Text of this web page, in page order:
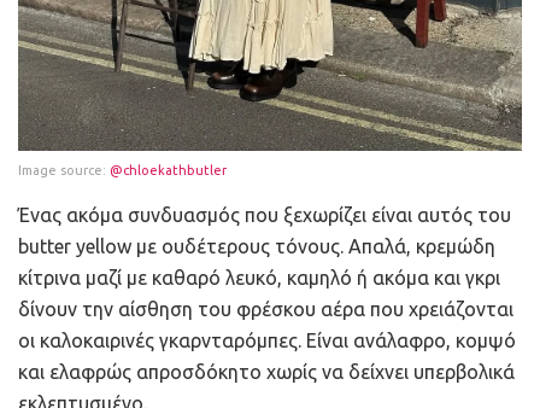
Image source: @chloekathbutler
Ένας ακόμα συνδυασμός που ξεχωρίζει είναι αυτός του
butter yellow με ουδέτερους τόνους. Απαλά, κρεμώδη
κίτρινα μαζί με καθαρό λευκό, καμηλό ή ακόμα και γκρι
δίνουν την αίσθηση του φρέσκου αέρα που χρειάζονται
οι καλοκαιρινές γκαρνταρόμπες. Είναι ανάλαφρο, κομψό
και ελαφρώς απροσδόκητο χωρίς να δείχνει υπερβολικά
εκλεπτυσμένο.